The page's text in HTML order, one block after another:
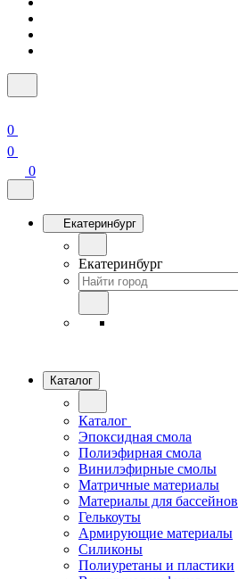
0
0
0
Екатеринбург
Екатеринбург
Каталог
Каталог
Эпоксидная смола
Полиэфирная смола
Винилэфирные смолы
Матричные материалы
Материалы для бассейнов
Гелькоуты
Армирующие материалы
Силиконы
Полиуретаны и пластики